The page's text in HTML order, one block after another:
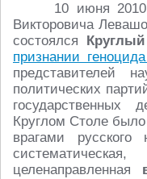
10 июня
Викторовича
состоялся
признании
представителей
политических
государственных
Круглом Столе было
врагами
целенаправленная